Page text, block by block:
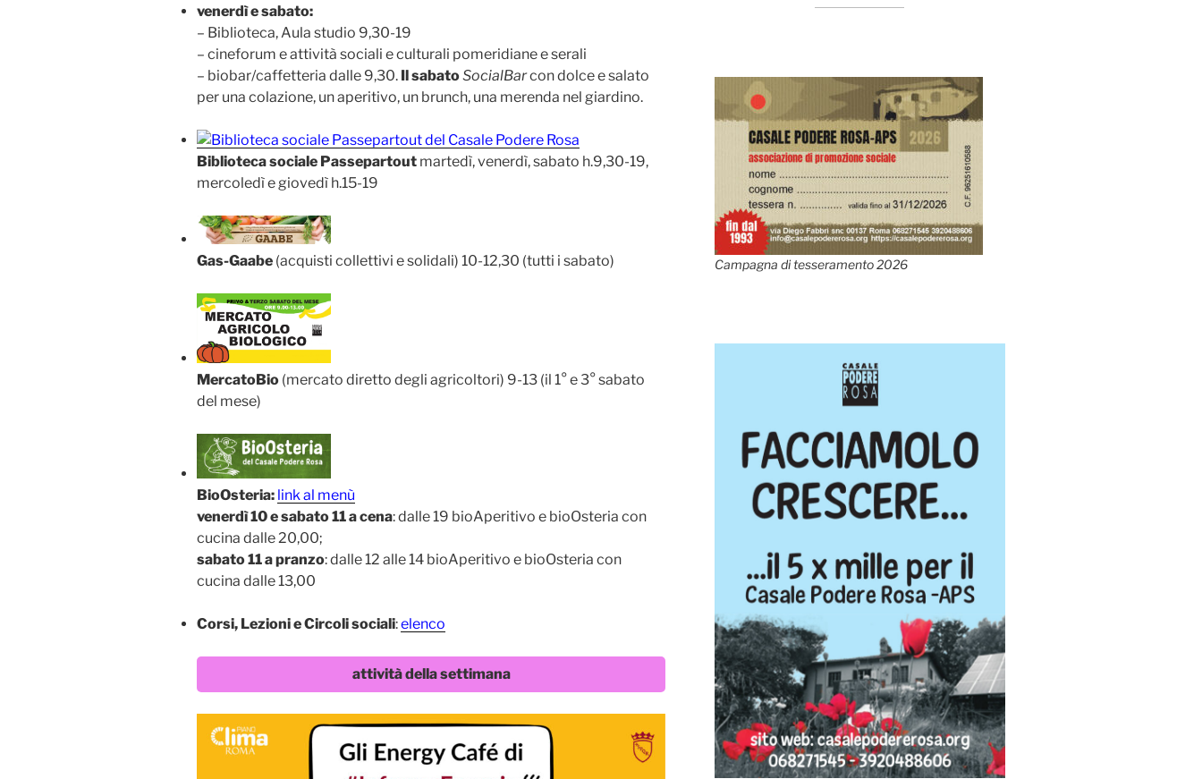
venerdì e sabato:
– Biblioteca, Aula studio 9,30-19
– cineforum e attività sociali e culturali pomeridiane e serali
– biobar/caffetteria dalle 9,30. Il sabatoSocialBarcon dolce e salato
per una colazione, un aperitivo, un brunch, una merenda nel giardino.
Biblioteca sociale Passepartout martedì, venerdì, sabato h.9,30-19,
mercoledì e giovedì h.15-19
Gas-Gaabe (acquisti collettivi e solidali) 10-12,30 (tutti i sabato)
MercatoBio (mercato diretto degli agricoltori) 9-13 (il 1° e 3° sabato
del mese)
BioOsteria: link al menù
venerdì 10 e sabato 11 a cena: dalle 19 bioAperitivo e bioOsteria con
cucina dalle 20,00;
sabato 11 a pranzo: dalle 12 alle 14 bioAperitivo e bioOsteria con
cucina dalle 13,00
Corsi, Lezioni e Circoli sociali:elenco
attività della settimana
Campagna di tesseramento 2026